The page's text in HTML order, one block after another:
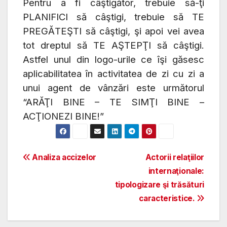
Pentru a fi câştigător, trebuie să-ţi
PLANIFICI să câştigi, trebuie să TE
PREGĂTEŞTI să câştigi, şi apoi vei avea
tot dreptul să TE AŞTEPŢI să câştigi.
Astfel unul din logo-urile ce îşi găsesc
aplicabilitatea în activitatea de zi cu zi a
unui agent de vânzări este următorul
“ARĂŢI BINE – TE SIMŢI BINE –
ACŢIONEZI BINE!”
Post
Actorii relaţiilor
internaţionale:
tipologizare şi trăsături
caracteristice.
Analiza accizelor